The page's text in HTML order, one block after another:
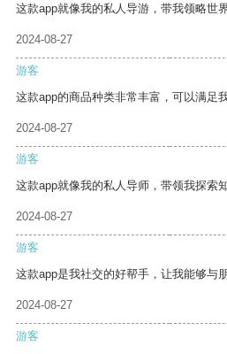
这款app就像我的私人导游，带我领略世
2024-08-27
游客
这款app的商品种类非常丰富，可以满足
2024-08-27
游客
这款app就像我的私人导师，带领我探索
2024-08-27
游客
这款app是我社交的好帮手，让我能够与
2024-08-27
游客